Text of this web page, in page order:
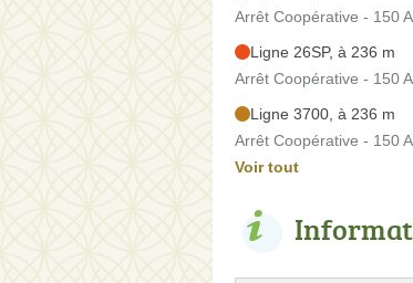
Arrêt Coopérative - 150
Ligne 26SP, à 236 m
Arrêt Coopérative - 150
Ligne 3700, à 236 m
Arrêt Coopérative - 150
Voir tout